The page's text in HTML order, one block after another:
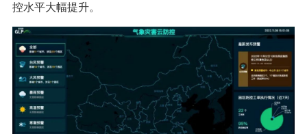
控水平大幅提升。